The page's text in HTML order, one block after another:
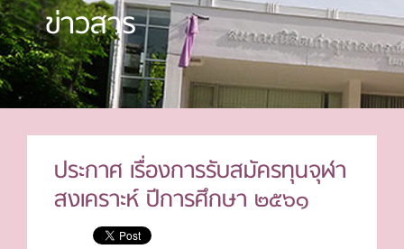
ข่าวสาร
ประกาศ เรื่องการรับสมัครทุนจุฬา
สงเคราะห์ ปีการศึกษา ๒๕๖๑